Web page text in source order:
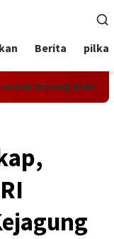
Berita
Wakaf Produktif